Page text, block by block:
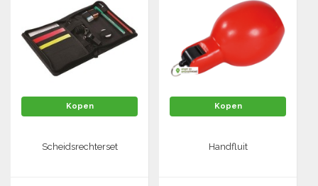
Kopen
Scheidsrechterset
Kopen
Handfluit